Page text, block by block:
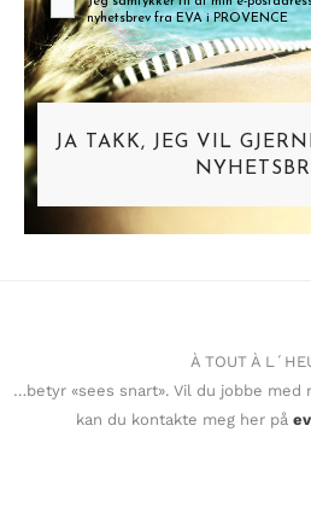
nyhetsbrev fra EVA i PROVENCE
JA TAKK, JEG VIL
À TOUT À
…betyr «sees snart». Vil du jobbe med
kan du kontakte meg her på